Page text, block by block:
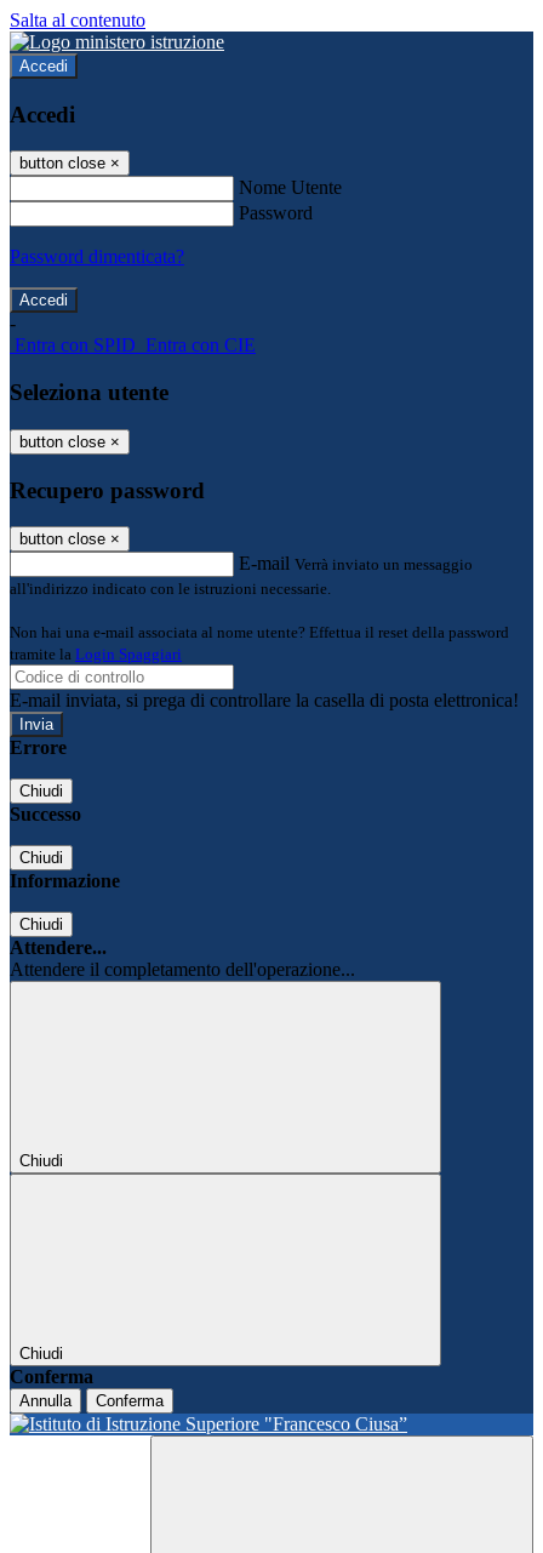
Salta al contenuto
Accedi
Accedi
button close ×
Nome Utente
Password
Password dimenticata?
-
Entra con SPID Entra con CIE
Seleziona utente
button close ×
Recupero password
button close ×
E-mail Verrà inviato un messaggio
all'indirizzo indicato con le istruzioni necessarie.
Non hai una e-mail associata al nome utente? Effettua il reset della password
tramite la Login Spaggiari
E-mail inviata, si prega di controllare la casella di posta elettronica!
Errore
Chiudi
Successo
Chiudi
Informazione
Chiudi
Attendere...
Attendere il completamento dell'operazione...
Chiudi
Chiudi
Conferma
Annulla Conferma